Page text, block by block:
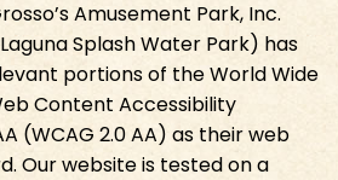
Amusement Park, Inc.
Splash Water Park) has
portions of the World Wide
Content Accessibility
(WCAG 2.0 AA) as their web
Our website is tested on a